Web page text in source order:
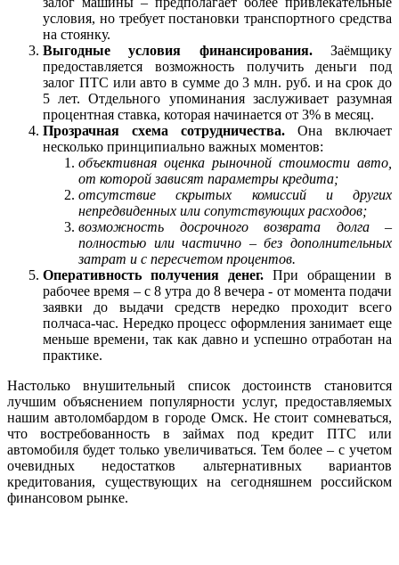
условия, но требует постановки транспортного средства
на стоянку.
Выгодные условия финансирования.Заёмщику
предоставляется возможность получить деньги под
залог ПТС или авто в сумме до 3 млн. руб. и на срок до
5 лет. Отдельного упоминания заслуживает разумная
процентная ставка, которая начинается от 3% в месяц.
Прозрачная схема сотрудничества. Она включает
несколько принципиально важных моментов:
объективная оценка рыночной стоимости авто,
от которой зависят параметры кредита;
отсутствие скрытых комиссий и других
непредвиденных или сопутствующих расходов;
возможность досрочного возврата долга –
полностью или частично – без дополнительных
затрат и с пересчетом процентов.
Оперативность получения денег. При обращении в
рабочее время – с 8 утра до 8 вечера - от момента подачи
заявки до выдачи средств нередко проходит всего
полчаса-час. Нередко процесс оформления занимает еще
меньше времени, так как давно и успешно отработан на
практике.
Настолько внушительный список достоинств становится
лучшим объяснением популярности услуг, предоставляемых
нашим автоломбардом в городе Омск. Не стоит сомневаться,
что востребованность в займах под кредит ПТС или
автомобиля будет только увеличиваться. Тем более – с учетом
очевидных недостатков альтернативных вариантов
кредитования, существующих на сегодняшнем российском
финансовом рынке.